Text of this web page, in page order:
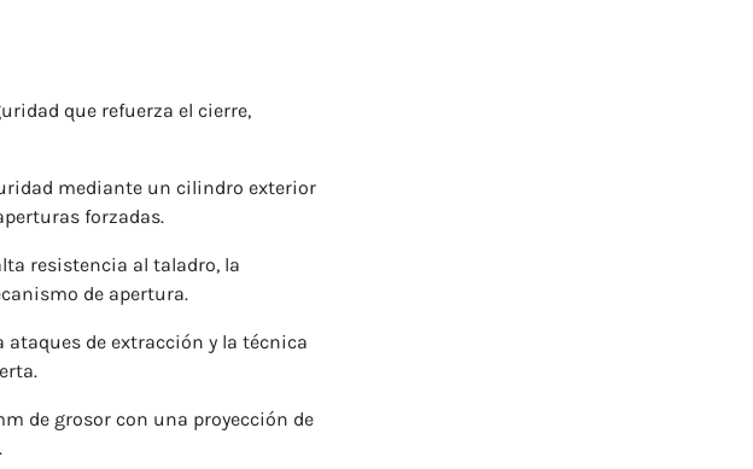
que refuerza el cierre,
mediante un cilindro exterior
forzadas.
resistencia al taladro, la
de apertura.
de extracción y la técnica
de grosor con una proyección de